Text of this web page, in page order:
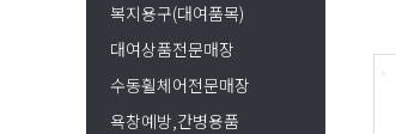
복지용구(대여품목)
대여상품전문매장
수동휠체어전문매장
욕창예방,간병용품